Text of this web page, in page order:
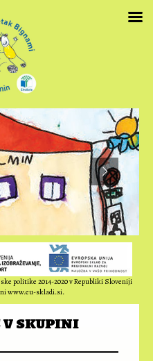
politike 2014-2020 v Republiki Sloveniji
www.eu-skladi.si.
skupini